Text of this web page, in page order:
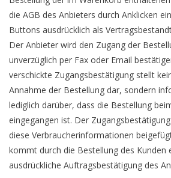
die AGB des Anbieters durch Anklicken
Buttons ausdrücklich als
Der Anbieter wird den Zugang der
unverzüglich per Fax oder Email
verschickte Zugangsbestätigung stellt
Annahme der Bestellung dar, sondern
lediglich darüber, dass die Bestellung
eingegangen ist. Der
diese Verbraucherinformationen
kommt durch die Bestellung des Kunden
ausdrückliche Auftragsbestätigung des